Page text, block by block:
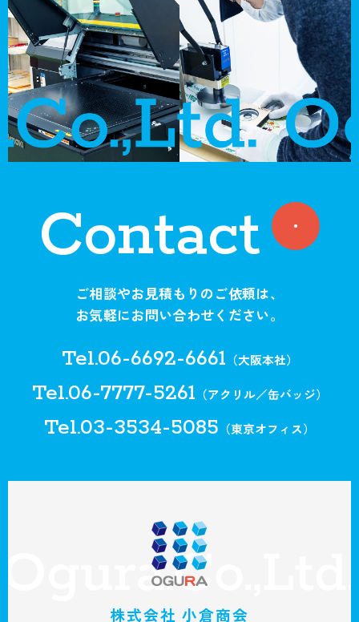
Contact
ご相談やお見積もりのご依頼は、
お気軽にお問い合わせください。
Tel.06-6692-6661 （大阪本社）
Tel.06-7777-5261 （アクリル／缶バッジ）
Tel.03-3534-5085 （東京オフィス）
株式会社 小倉商会